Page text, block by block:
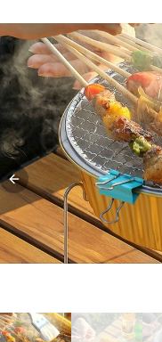
Previous slide